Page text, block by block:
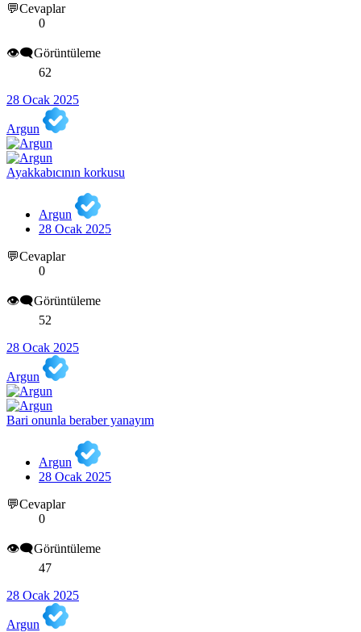
💬Cevaplar
0
👁️‍🗨️Görüntüleme
62
28 Ocak 2025
Argun
Ayakkabıcının korkusu
Argun
28 Ocak 2025
💬Cevaplar
0
👁️‍🗨️Görüntüleme
52
28 Ocak 2025
Argun
Bari onunla beraber yanayım
Argun
28 Ocak 2025
💬Cevaplar
0
👁️‍🗨️Görüntüleme
47
28 Ocak 2025
Argun